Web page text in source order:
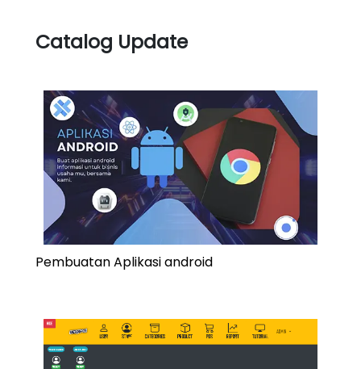
Catalog Update
Pembuatan Aplikasi android